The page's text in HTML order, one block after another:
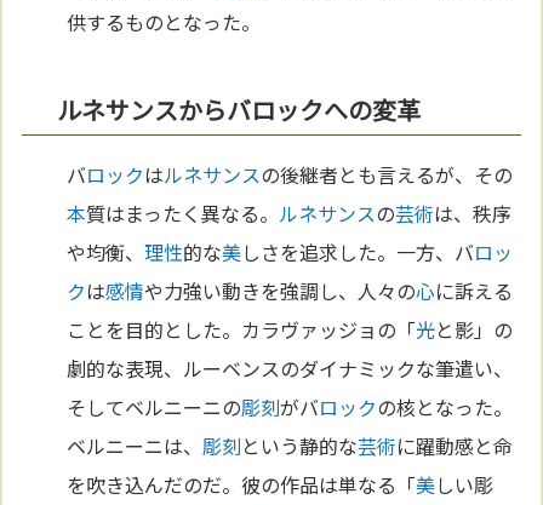
供するものとなった。
ルネサンスからバロックへの変革
バロックはルネサンスの後継者とも言えるが、その
本質はまったく異なる。 ルネサンスの芸術は、秩序
や均衡、理性的な美しさを追求した。一方、バロッ
クは感情や力強い動きを強調し、人々の心に訴える
ことを目的とした。カラヴァッジョの「光と影」の
劇的な表現、ルーベンスのダイナミックな筆遣い、
そしてベルニーニの彫刻がバロックの核となった。
ベルニーニは、彫刻という静的な芸術に躍動感と命
を吹き込んだのだ。彼の作品は単なる「美しい彫